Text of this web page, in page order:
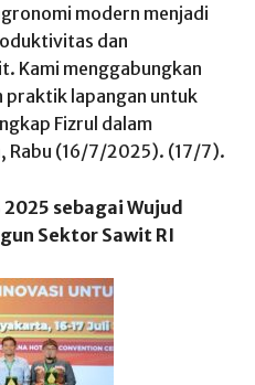
modern menjadi
dan
Kami menggabungkan
praktik lapangan untuk
Fizrul dalam
Rabu (16/7/2025). (17/7).
2025 sebagai Wujud
Sektor Sawit RI